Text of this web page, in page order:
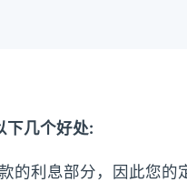
下几个好处:
的利息部分，因此您的